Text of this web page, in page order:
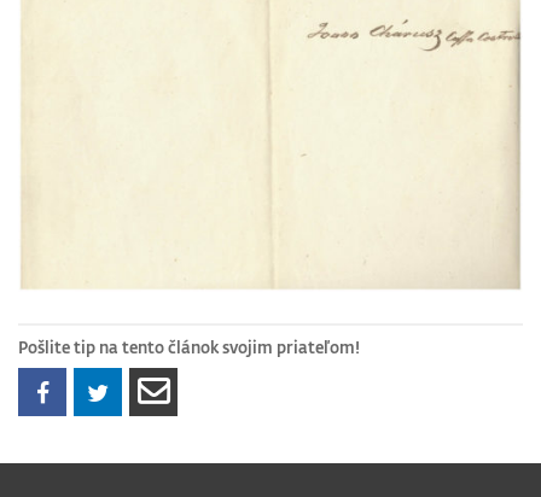
Pošlite tip na tento článok svojim priateľom!